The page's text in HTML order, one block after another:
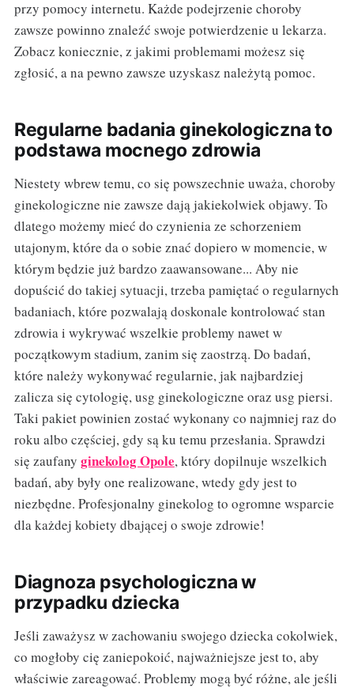
przy pomocy internetu. Każde podejrzenie choroby
zawsze powinno znaleźć swoje potwierdzenie u lekarza.
Zobacz koniecznie, z jakimi problemami możesz się
zgłosić, a na pewno zawsze uzyskasz należytą pomoc.
Regularne badania ginekologiczna to
podstawa mocnego zdrowia
Niestety wbrew temu, co się powszechnie uważa, choroby
ginekologiczne nie zawsze dają jakiekolwiek objawy. To
dlatego możemy mieć do czynienia ze schorzeniem
utajonym, które da o sobie znać dopiero w momencie, w
którym będzie już bardzo zaawansowane... Aby nie
dopuścić do takiej sytuacji, trzeba pamiętać o regularnych
badaniach, które pozwalają doskonale kontrolować stan
zdrowia i wykrywać wszelkie problemy nawet w
początkowym stadium, zanim się zaostrzą. Do badań,
które należy wykonywać regularnie, jak najbardziej
zalicza się cytologię, usg ginekologiczne oraz usg piersi.
Taki pakiet powinien zostać wykonany co najmniej raz do
roku albo częściej, gdy są ku temu przesłania. Sprawdzi
się zaufany ginekolog Opole, który dopilnuje wszelkich
badań, aby były one realizowane, wtedy gdy jest to
niezbędne. Profesjonalny ginekolog to ogromne wsparcie
dla każdej kobiety dbającej o swoje zdrowie!
Diagnoza psychologiczna w
przypadku dziecka
Jeśli zaważysz w zachowaniu swojego dziecka cokolwiek,
co mogłoby cię zaniepokoić, najważniejsze jest to, aby
właściwie zareagować. Problemy mogą być różne, ale jeśli